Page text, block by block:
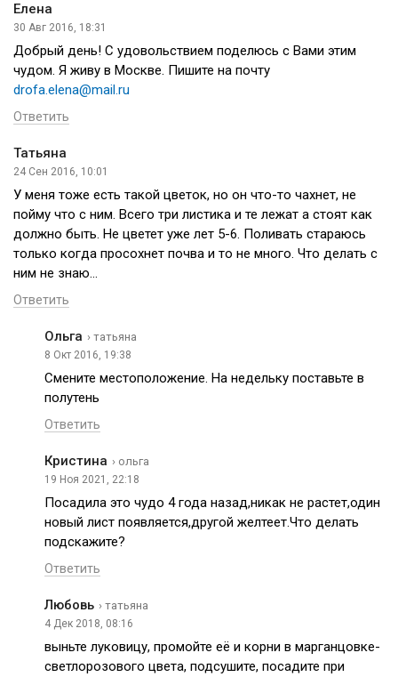
Елена
30 Авг 2016, 18:31
Добрый день! С удовольствием поделюсь с Вами этим
чудом. Я живу в Москве. Пишите на почту
drofa.elena@mail.ru
Ответить
Татьяна
24 Сен 2016, 10:01
У меня тоже есть такой цветок, но он что-то чахнет, не
пойму что с ним. Всего три листика и те лежат а стоят как
должно быть. Не цветет уже лет 5-6. Поливать стараюсь
только когда просохнет почва и то не много. Что делать с
ним не знаю…
Ответить
Ольга › татьяна
8 Окт 2016, 19:38
Смените местоположение. На недельку поставьте в
полутень
Ответить
Кристина › ольга
19 Ноя 2021, 22:18
Посадила это чудо 4 года назад,никак не растет,один
новый лист появляется,другой желтеет.Что делать
подскажите?
Ответить
Любовь › татьяна
4 Дек 2018, 08:16
выньте луковицу, промойте её и корни в марганцовке-
светлорозового цвета, подсушите, посадите при